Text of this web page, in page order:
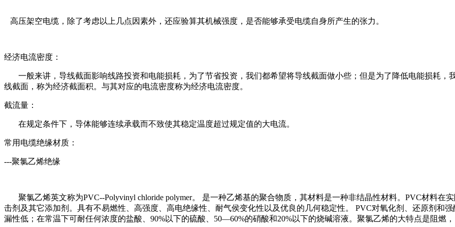
高压架空电缆，除了考虑以上几点因素外，还应验算其机械强度，是否能够承受电缆自身所产生的张力。
经济电流密度：
一般来讲，导线截面影响线路投资和电能损耗，为了节省投资，我们都希望将导线截面做小些；但是为了降低电能损耗
线截面，称为经济截面积。与其对应的电流密度称为经济电流密度。
截流量：
在规定条件下，导体能够连续承载而不致使其稳定温度超过规定值的大电流。
常用电缆绝缘材质：
---聚氯乙烯绝缘
聚氯乙烯英文称为PVC--Polyvinyl chloride polymer。 是一种乙烯基的聚合物质，其材料是一种非结晶性材料。PVC材料在
击剂及其它添加剂。具有不易燃性、高强度、高电绝缘性、耐气侯变化性以及优良的几何稳定性。 PVC对氧化剂、还原剂和
漏性低；在常温下可耐任何浓度的盐酸、90%以下的硫酸、50—60%的硝酸和20%以下的烧碱溶液。聚氯乙烯的大特点是阻燃